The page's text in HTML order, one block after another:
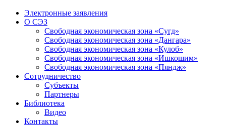
Электронные заявления
О СЭЗ
Свободная экономическая зона «Сугд»
Свободная экономическая зона «Дангара»
Свободная экономическая зона «Кулоб»
Свободная экономическая зона «Ишкошим»
Свободная экономическая зона «Пяндж»
Сотрудничество
Субъекты
Партнеры
Библиотека
Видео
Контакты